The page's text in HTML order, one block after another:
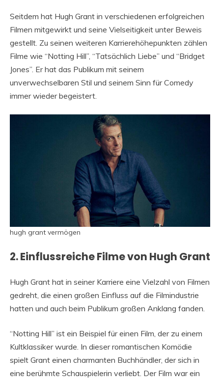
Seitdem hat Hugh Grant in verschiedenen erfolgreichen
Filmen mitgewirkt und seine Vielseitigkeit unter Beweis
gestellt. Zu seinen weiteren Karrierehöhepunkten zählen
Filme wie “Notting Hill”, “Tatsächlich Liebe” und “Bridget
Jones”. Er hat das Publikum mit seinem
unverwechselbaren Stil und seinem Sinn für Comedy
immer wieder begeistert.
hugh grant vermögen
2. Einflussreiche Filme von Hugh Grant
Hugh Grant hat in seiner Karriere eine Vielzahl von Filmen
gedreht, die einen großen Einfluss auf die Filmindustrie
hatten und auch beim Publikum großen Anklang fanden.
“Notting Hill” ist ein Beispiel für einen Film, der zu einem
Kultklassiker wurde. In dieser romantischen Komödie
spielt Grant einen charmanten Buchhändler, der sich in
eine berühmte Schauspielerin verliebt. Der Film war ein